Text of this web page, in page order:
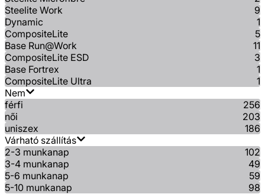
Steelite Work
9
Dynamic
1
CompositeLite
5
Base Run@Work
11
CompositeLite ESD
3
Base Fortrex
1
CompositeLite Ultra
1
Nem
férfi
256
női
203
uniszex
186
Várható szállítás
2-3 munkanap
102
3-4 munkanap
49
5-6 munkanap
59
5-10 munkanap
98